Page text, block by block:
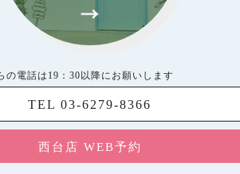
電話は19：30以降にお願いします
TEL 03-6279-8366
西台店 WEB予約